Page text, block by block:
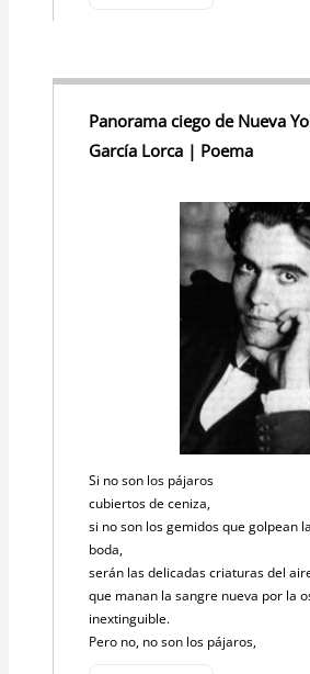
Panorama ciego de Nueva
García Lorca | Poema
Si no son los pájaros
cubiertos de ceniza,
si no son los gemidos que golpean
boda,
serán las delicadas criaturas del
que manan la sangre nueva por la
inextinguible.
Pero no, no son los pájaros,